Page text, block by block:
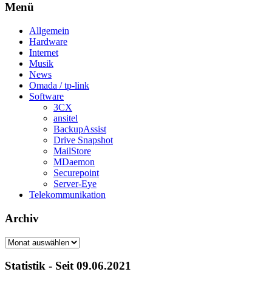
Menü
Allgemein
Hardware
Internet
Musik
News
Omada / tp-link
Software
3CX
ansitel
BackupAssist
Drive Snapshot
MailStore
MDaemon
Securepoint
Server-Eye
Telekommunikation
Archiv
Archiv
Statistik - Seit 09.06.2021